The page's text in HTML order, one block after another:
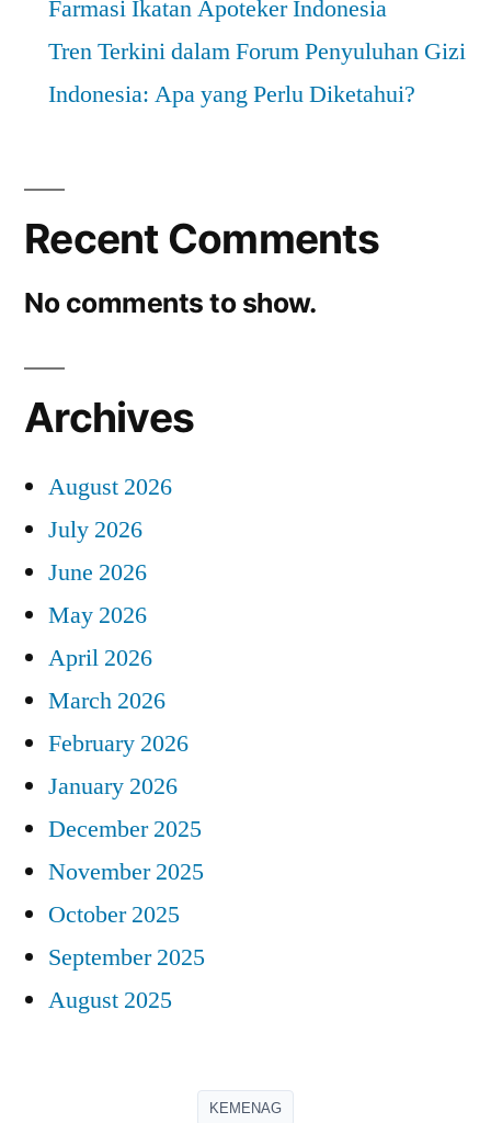
Farmasi Ikatan Apoteker Indonesia
Tren Terkini dalam Forum Penyuluhan Gizi
Indonesia: Apa yang Perlu Diketahui?
Recent Comments
No comments to show.
Archives
August 2026
July 2026
June 2026
May 2026
April 2026
March 2026
February 2026
January 2026
December 2025
November 2025
October 2025
September 2025
August 2025
KEMENAG